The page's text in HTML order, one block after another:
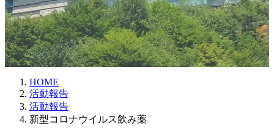
HOME
活動報告
活動報告
新型コロナウイルス飲み薬